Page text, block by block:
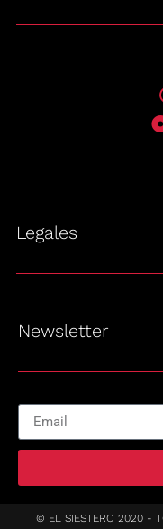
Legales
Newsletter
© EL SIESTERO 2020 -